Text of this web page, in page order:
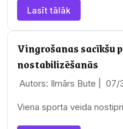
Lasīt tālāk
Vingrošanas sacīkšu
nostabilizēšanās
Autors: Ilmārs Bute | 07/
Viena sporta veida